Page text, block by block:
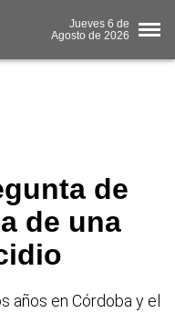
Jueves 6 de
Agosto de 2026
de
de una
años en Córdoba y el